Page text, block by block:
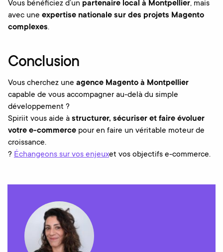
Vous bénéficiez d’un partenaire local à Montpellier, mais
avec une expertise nationale sur des projets Magento
complexes.
Conclusion
Vous cherchez une agence Magento à Montpellier
capable de vous accompagner au-delà du simple
développement ?
Spiriit vous aide à structurer, sécuriser et faire évoluer
votre e-commerce pour en faire un véritable moteur de
croissance.
? Échangeons sur vos enjeuxet vos objectifs e-commerce.